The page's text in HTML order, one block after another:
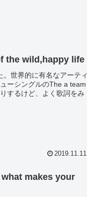
the wild,happy life
世界的に有名なアーティ
ーシングルのThe a team
するけど、よく歌詞をみ
2019.11.11
what makes your